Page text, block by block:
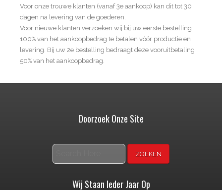
Voor onze trouwe klanten (vanaf 3e aankoop) kan dit tot 30
dagen na levering van de goederen.
Voor nieuwe klanten verzoeken wij bij uw eerste bestelling
100% van het aankoopbedrag te betalen vóór productie en
levering. Bij uw 2e bestelling bedraagt deze vooruitbetaling
50% van het aankoopbedrag.
Doorzoek Onze Site
Wij Staan Ieder Jaar Op